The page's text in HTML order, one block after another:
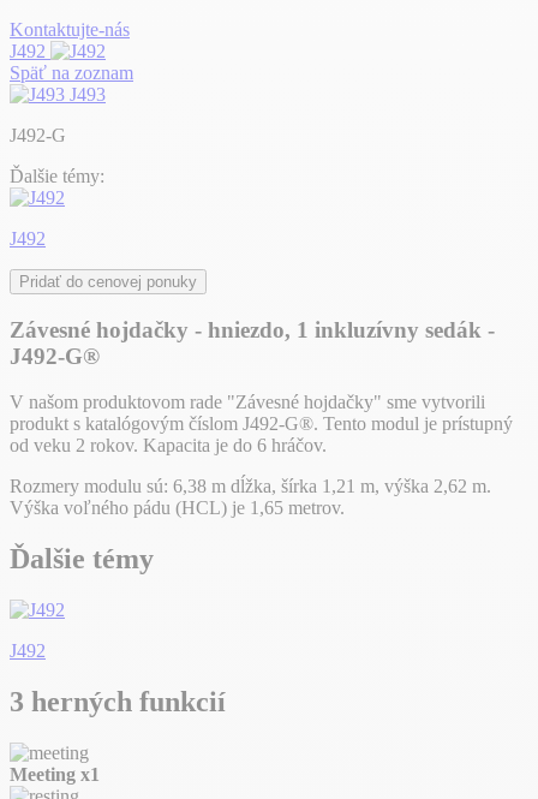
Kontaktujte-nás
J492
Späť na zoznam
J493
J492-G
Ďalšie témy:
J492
Pridať do cenovej ponuky
Závesné hojdačky - hniezdo, 1 inkluzívny sedák -
J492-G®
V našom produktovom rade "Závesné hojdačky" sme vytvorili
produkt s katalógovým číslom J492-G®. Tento modul je prístupný
od veku 2 rokov. Kapacita je do 6 hráčov.
Rozmery modulu sú: 6,38 m dĺžka, šírka 1,21 m, výška 2,62 m.
Výška voľného pádu (HCL) je 1,65 metrov.
Ďalšie témy
J492
3 herných funkcií
Meeting x1